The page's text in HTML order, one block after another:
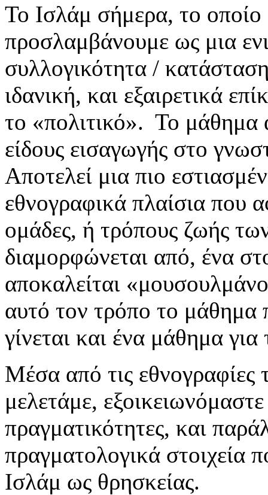
Το Ισλάμ σήμερα, το οποίο
προσλαμβάνουμε ως μια
συλλογικότητα /
ιδανική, και εξαιρετικά
το «πολιτικό». Το μάθημα
είδους εισαγωγής στο
Αποτελεί μια πιο
εθνογραφικά πλαίσια που
ομάδες, ή τρόπους ζωής
διαμορφώνεται από, ένα
αποκαλείται
αυτό τον τρόπο το μάθημα
γίνεται και ένα μάθημα
Μέσα από τις
μελετάμε,
πραγματικότητες, και
πραγματολογικά στοιχεία
Ισλάμ ως θρησκείας.